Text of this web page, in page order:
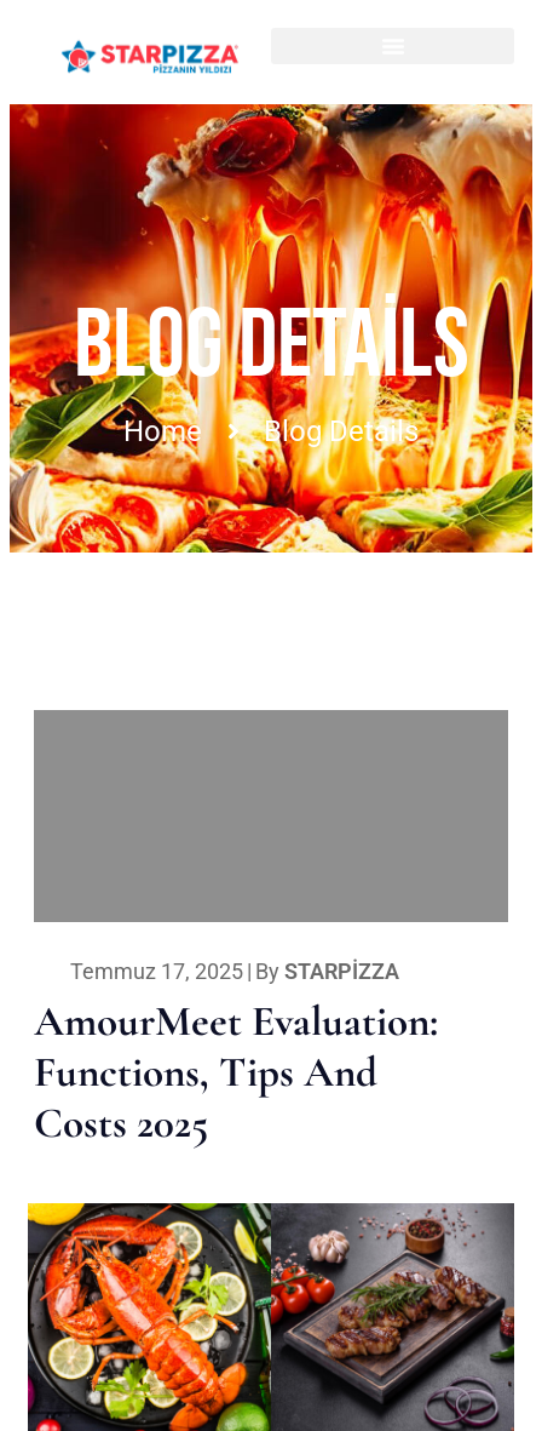
BLOG DETAILS
Home Blog Details
Temmuz 17, 2025| By STARPIZZA
AmourMeet Evaluation:
Functions, Tips And
Costs 2025